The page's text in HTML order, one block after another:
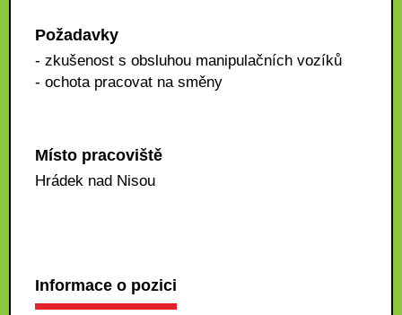
Požadavky
- zkušenost s obsluhou manipulačních vozíků
- ochota pracovat na směny
Místo pracoviště
Hrádek nad Nisou
Informace o pozici